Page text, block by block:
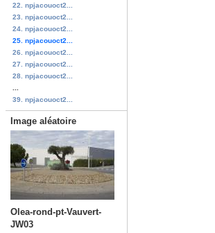
22. npjacouoct2...
23. npjacouoct2...
24. npjacouoct2...
25. npjacouoct2...
26. npjacouoct2...
27. npjacouoct2...
28. npjacouoct2...
39. npjacouoct2...
Image aléatoire
Olea-rond-pt-Vauvert-
JW03